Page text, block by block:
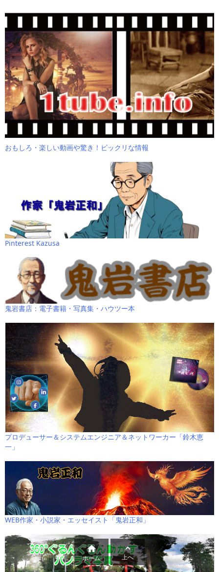
おもしろ・楽しい動画や驚き！ビックリな情報
Pinterest Kazusa
鬼岩書店：電子書籍・写真集・ハウツー本
プロデューサー＆システムエンジニア＆ネットワーカー「鈴木恵
一」
WEB作家・小説家・エッセイスト「鬼岩正和」

ホーム

上へ